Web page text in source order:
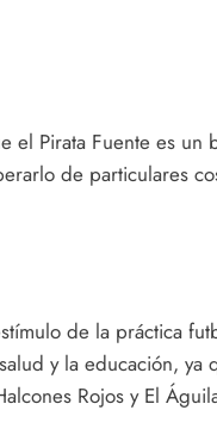
el Pirata Fuente es un
de particulares
de la práctica
y la educación, ya
Rojos y El